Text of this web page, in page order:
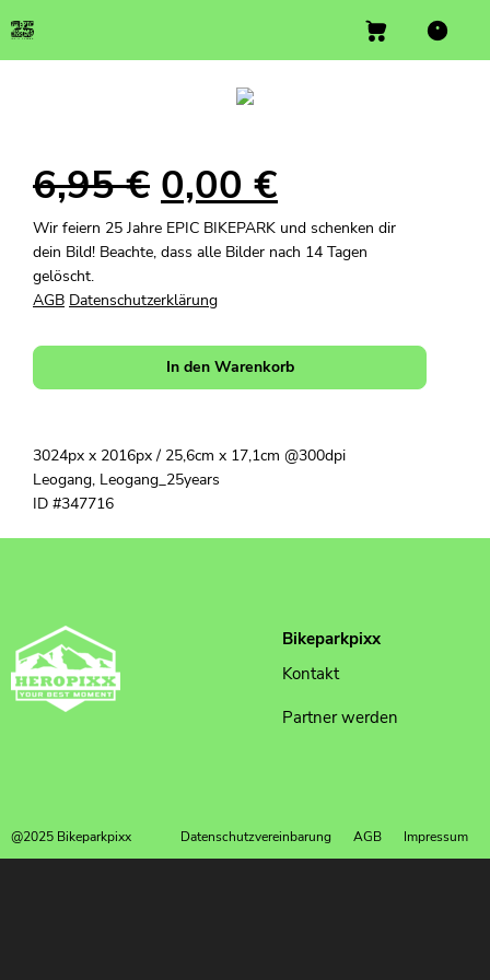
6,95€ 0,00€
Wir feiern 25 Jahre EPIC BIKEPARK und schenken dir
dein Bild! Beachte, dass alle Bilder nach 14 Tagen
gelöscht.
AGB Datenschutzerklärung
In den Warenkorb
3024px x 2016px / 25,6cm x 17,1cm @300dpi
Leogang, Leogang_25years
ID #347716
Bikeparkpixx
Kontakt
Partner werden
@2025 Bikeparkpixx Datenschutzvereinbarung AGB Impressum